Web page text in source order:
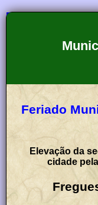
Feriado
Elevação da
cidade